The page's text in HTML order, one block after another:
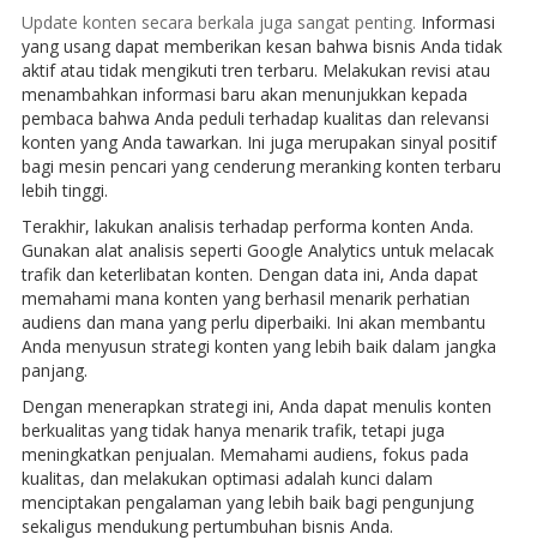
Update konten secara berkala juga sangat penting. Informasi
yang usang dapat memberikan kesan bahwa bisnis Anda tidak
aktif atau tidak mengikuti tren terbaru. Melakukan revisi atau
menambahkan informasi baru akan menunjukkan kepada
pembaca bahwa Anda peduli terhadap kualitas dan relevansi
konten yang Anda tawarkan. Ini juga merupakan sinyal positif
bagi mesin pencari yang cenderung meranking konten terbaru
lebih tinggi.
Terakhir, lakukan analisis terhadap performa konten Anda.
Gunakan alat analisis seperti Google Analytics untuk melacak
trafik dan keterlibatan konten. Dengan data ini, Anda dapat
memahami mana konten yang berhasil menarik perhatian
audiens dan mana yang perlu diperbaiki. Ini akan membantu
Anda menyusun strategi konten yang lebih baik dalam jangka
panjang.
Dengan menerapkan strategi ini, Anda dapat menulis konten
berkualitas yang tidak hanya menarik trafik, tetapi juga
meningkatkan penjualan. Memahami audiens, fokus pada
kualitas, dan melakukan optimasi adalah kunci dalam
menciptakan pengalaman yang lebih baik bagi pengunjung
sekaligus mendukung pertumbuhan bisnis Anda.